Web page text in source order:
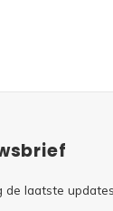
de laatste